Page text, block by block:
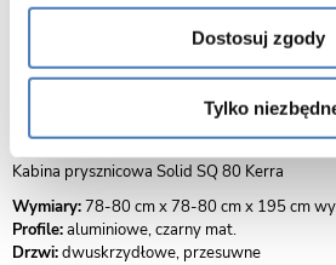
Dostosuj zgody
Tylko
Opis produktu Kabina
kwadratowa 80x80 SQ Solid
Kabina prysznicowa Solid SQ 80 Kerra
Wymiary:78-80 cm x 78-80 cm x 195 cm
Profile:aluminiowe, czarny mat.
Drzwi:dwuskrzydłowe, przesuwne